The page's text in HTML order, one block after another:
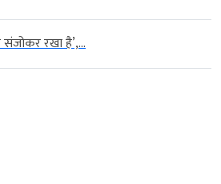
संजोकर रखा है’,...